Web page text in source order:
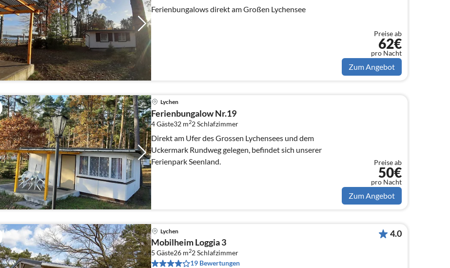
Ferienbungalows direkt am Großen Lychensee
Preise ab
62€
pro Nacht
Zum Angebot
Lychen
Ferienbungalow Nr.19
4 Gäste32 m22Schlafzimmer
Direkt am Ufer des Grossen Lychensees und dem
Uckermark Rundweg gelegen, befindet sich unserer
Ferienpark Seenland.
Preise ab
50€
pro Nacht
Zum Angebot
Lychen
Mobilheim Loggia 3
5 Gäste26 m22Schlafzimmer
19 Bewertungen
4.0